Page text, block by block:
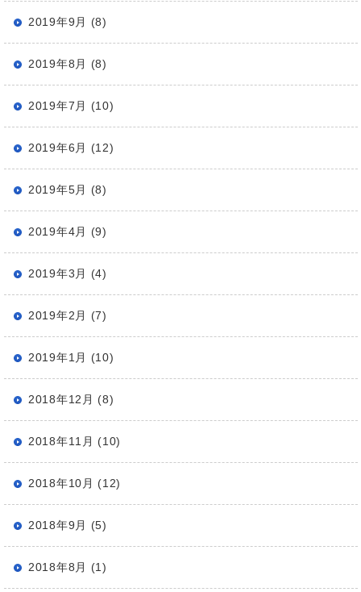
2019年9月 (8)
2019年8月 (8)
2019年7月 (10)
2019年6月 (12)
2019年5月 (8)
2019年4月 (9)
2019年3月 (4)
2019年2月 (7)
2019年1月 (10)
2018年12月 (8)
2018年11月 (10)
2018年10月 (12)
2018年9月 (5)
2018年8月 (1)